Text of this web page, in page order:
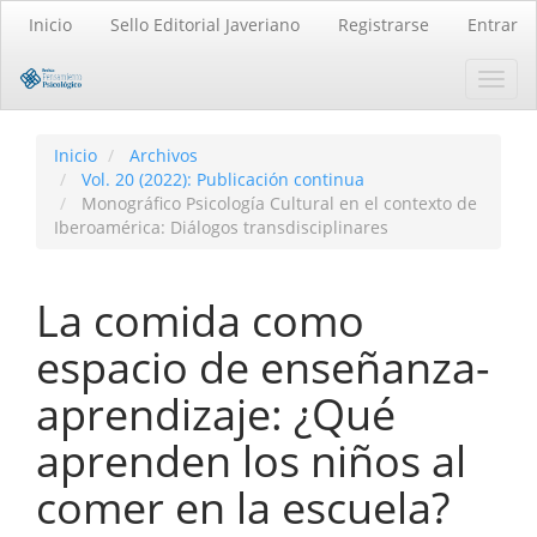
principal
principal
Barra
Inicio Sello Editorial Javeriano Registrarse Entrar
Inicio
Archivos
Vol. 20 (2022): Publicación continua
Monográfico Psicología Cultural en el contexto de
Iberoamérica: Diálogos transdisciplinares
La comida como
espacio de enseñanza-
aprendizaje: ¿Qué
aprenden los niños al
comer en la escuela?